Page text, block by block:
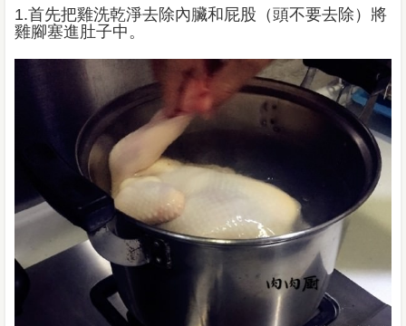
1.首先把雞洗乾淨去除內臟和屁股（頭不要去除）將
雞腳塞進肚子中。